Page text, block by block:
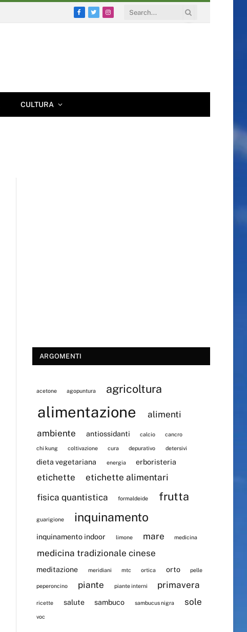
Facebook
TwitterInstagram
CULTURA
ARGOMENTI
acetone agopuntura agricoltura
alimentazione
alimenti
ambiente
antiossidanti calcio cancro
chi kung coltivazione cura depurativo detersivi
dieta vegetariana energia erboristeria
etichette
etichette alimentari
fisica quantistica
formaldeide frutta
guarigione inquinamento
inquinamento indoor limone mare medicina
medicina tradizionale cinese
meditazione meridiani mtc ortica orto pelle
peperoncino piante piante interni primavera
ricette salute sambuco sambucus nigra sole
voc